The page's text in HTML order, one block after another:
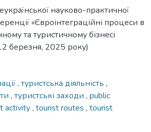
науково-практичної
«Євроінтеграційні процеси в
та туристичному бізнесі
березня, 2025 року)
, туристська діяльність ,
, туристські заходи , public
activity, tourist routes , tourist